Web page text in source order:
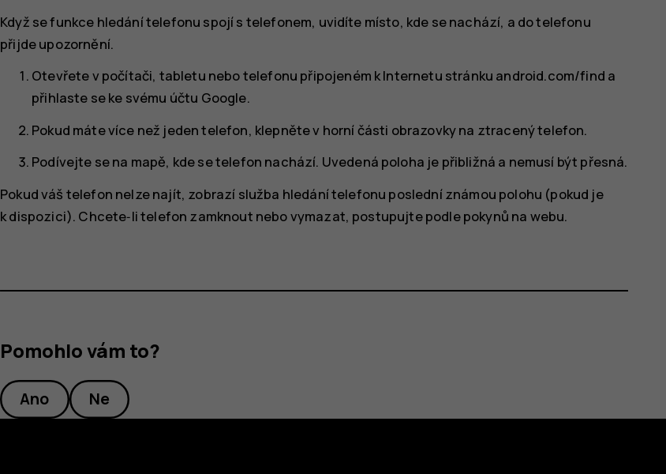
Když se funkce hledání telefonu spojí s telefonem, uvidíte místo, kde se nachází, a do telefonu
přijde upozornění.
Otevřete v počítači, tabletu nebo telefonu připojeném k Internetu stránku android.com/find a
přihlaste se ke svému účtu Google.
Pokud máte více než jeden telefon, klepněte v horní části obrazovky na ztracený telefon.
Podívejte se na mapě, kde se telefon nachází. Uvedená poloha je přibližná a nemusí být přesná.
Pokud váš telefon nelze najít, zobrazí služba hledání telefonu poslední známou polohu (pokud je
k dispozici). Chcete‑li telefon zamknout nebo vymazat, postupujte podle pokynů na webu.
Pomohlo vám to?
Ano Ne